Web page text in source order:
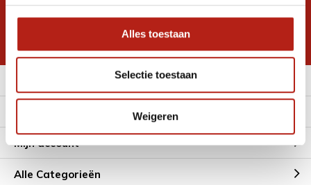
Alles toestaan
Selectie toestaan
Weigeren
Inschrijven voor
korting
* Lees hier de wettelijke beperkingen
Mijn account
Alle Categorieën